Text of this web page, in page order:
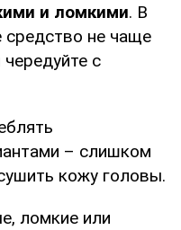
и ломкими. В
средство не чаще
с
– слишком
кожу головы.
ломкие или